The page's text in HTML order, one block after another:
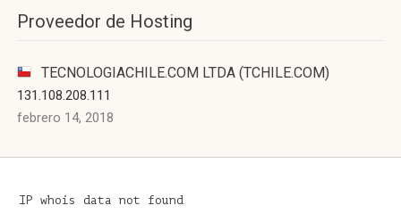
Proveedor de Hosting
TECNOLOGIACHILE.COM LTDA (TCHILE.COM)
131.108.208.111
febrero 14, 2018
IP whois data not found